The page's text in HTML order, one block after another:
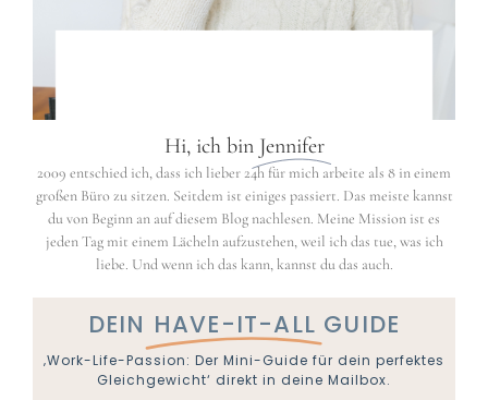
Hi, ich bin Jennifer
2009 entschied ich, dass ich lieber 24h für mich arbeite als 8 in einem
großen Büro zu sitzen. Seitdem ist einiges passiert. Das meiste kannst
du von Beginn an auf diesem Blog nachlesen. Meine Mission ist es
jeden Tag mit einem Lächeln aufzustehen, weil ich das tue, was ich
liebe. Und wenn ich das kann, kannst du das auch.
DEIN HAVE-IT-ALL GUIDE
‚Work-Life-Passion: Der Mini-Guide für dein perfektes
Gleichgewicht‘ direkt in deine Mailbox.